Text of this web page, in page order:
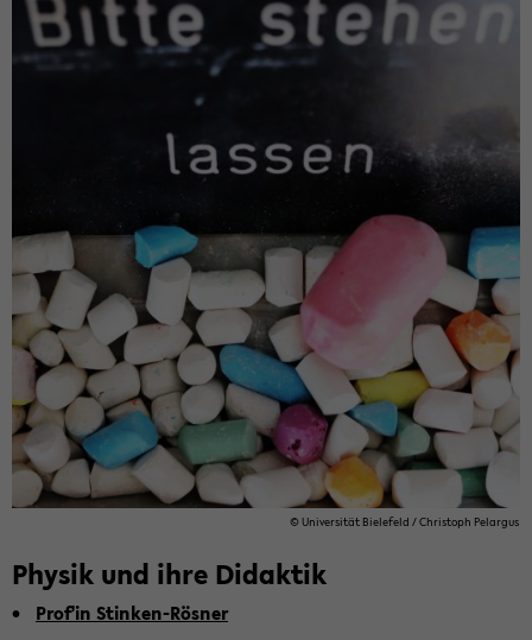
© Uni­ver­si­tät Bie­le­feld / Chris­toph Pe­l­ar­gus
Physik und ihre­ Didaktik
Prof'in Stinken-​Rösner